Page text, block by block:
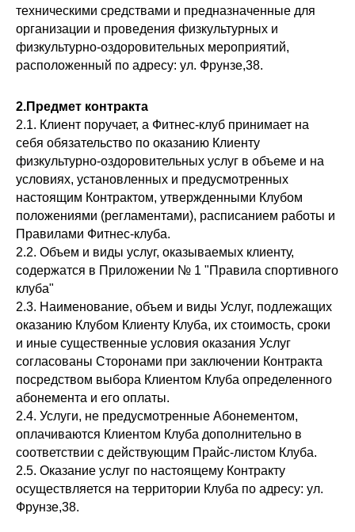
техническими средствами и предназначенные для
организации и проведения физкультурных и
физкультурно-оздоровительных мероприятий,
расположенный по адресу: ул. Фрунзе,38.
2.Предмет контракта
2.1. Клиент поручает, а Фитнес-клуб принимает на
себя обязательство по оказанию Клиенту
физкультурно-оздоровительных услуг в объеме и на
условиях, установленных и предусмотренных
настоящим Контрактом, утвержденными Клубом
положениями (регламентами), расписанием работы и
Правилами Фитнес-клуба.
2.2. Объем и виды услуг, оказываемых клиенту,
содержатся в Приложении № 1 "Правила спортивного
клуба"
2.3. Наименование, объем и виды Услуг, подлежащих
оказанию Клубом Клиенту Клуба, их стоимость, сроки
и иные существенные условия оказания Услуг
согласованы Сторонами при заключении Контракта
посредством выбора Клиентом Клуба определенного
абонемента и его оплаты.
2.4. Услуги, не предусмотренные Абонементом,
оплачиваются Клиентом Клуба дополнительно в
соответствии с действующим Прайс-листом Клуба.
2.5. Оказание услуг по настоящему Контракту
осуществляется на территории Клуба по адресу: ул.
Фрунзе,38.